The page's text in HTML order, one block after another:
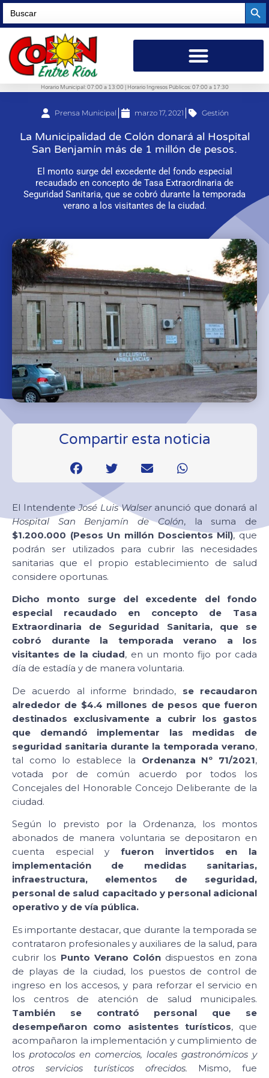
Search
for:
Horario Municipal: 07:00 a 13:00 | Horario Ingresos Públicos: 07:00 a 17:30
Prensa Municipal marzo 17, 2021 Gestión
La Municipalidad de Colón donará al Hospital
San Benjamín más de 1 millón de pesos.
El monto surge del excedente del fondo especial
recaudado en concepto de Tasa Extraordinaria de
Seguridad Sanitaria, que se cobró durante la temporada
verano a los visitantes de la ciudad.
Compartir esta noticia
El IntendenteJosé Luis Walseranunció que donará al
Hospital San Benjamín de Colón, la suma de
$1.200.000 (Pesos Un millón Doscientos Mil), que
podrán ser utilizados para cubrir las necesidades
sanitarias que el propio establecimiento de salud
considere oportunas.
Dicho monto surge del excedente del fondo
especial recaudado en concepto de Tasa
Extraordinaria de Seguridad Sanitaria,
que se
cobró durante la temporada verano a los
visitantes de la ciudad, en un monto fijo por cada
día de estadía y de manera voluntaria.
De acuerdo al informe brindado, se recaudaron
alrededor de $4.4 millones de pesos que fueron
destinados exclusivamente a cubrir los gastos
que demandó implementar las medidas de
seguridad sanitaria durante la temporada verano,
tal como lo establece la Ordenanza Nº 71/2021,
votada por de común acuerdo por todos los
Concejales del Honorable Concejo Deliberante de la
ciudad.
Según lo previsto por la Ordenanza, los montos
abonados de manera voluntaria se depositaron en
cuenta especial y fueron invertidos en la
implementación de
medidas sanitarias,
infraestructura, elementos de seguridad,
personal de salud capacitado y personal adicional
operativo y de vía pública.
Es importante destacar, que durante la temporada se
contrataron profesionales y auxiliares de la salud, para
cubrir los Punto Verano Colón dispuestos en zona
de playas de la ciudad, los puestos de control de
ingreso en los accesos, y para reforzar el servicio en
los centros de atención de salud municipales.
También se contrató personal que se
desempeñaron como asistentes turísticos, que
acompañaron la implementación y cumplimiento de
los protocolos en comercios, locales gastronómicos y
otros servicios turísticos ofrecidos. Mismo, fue